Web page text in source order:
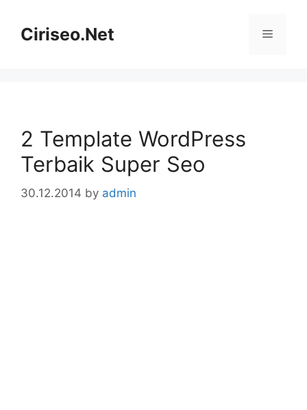
contentCiriseo.Net Menu
2 Template WordPress
Terbaik Super Seo
30.12.2014 by admin